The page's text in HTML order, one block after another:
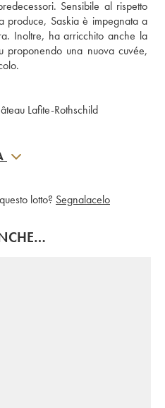
Sensibile al rispetto
produce, Saskia è impegnata a
Inoltre, ha arricchito anche la
proponendo una nuova cuvée,
Lafite-Rothschild
lotto? Segnalacelo